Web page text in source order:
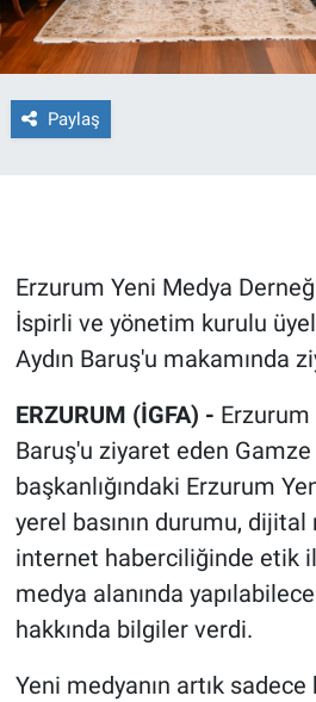
Paylaş
Erzurum Yeni Medya
İspirli ve yönetim kurulu
Aydın Baruş'u makamında
ERZURUM (İGFA) - Erzurum
Baruş'u ziyaret eden
başkanlığındaki Erzurum
yerel basının durumu,
internet haberciliğinde etik
medya alanında
hakkında bilgiler verdi.
Yeni medyanın artık sadece